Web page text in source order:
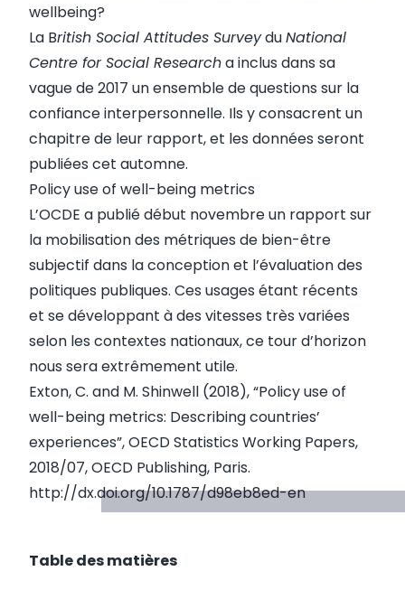
wellbeing?
La British Social Attitudes SurveyduNational
Centre for Social Researcha inclus dans sa
vague de 2017 un ensemble de questions sur la
confiance interpersonnelle. Ils y consacrent un
chapitre de leur rapport, et les données seront
publiées cet automne.
Policy use of well-being metrics
L’OCDE a publié début novembre un rapport sur
la mobilisation des métriques de bien-être
subjectif dans la conception et l’évaluation des
politiques publiques. Ces usages étant récents
et se développant à des vitesses très variées
selon les contextes nationaux, ce tour d’horizon
nous sera extrêmement utile.
Exton, C. and M. Shinwell (2018), “Policy use of
well-being metrics: Describing countries’
experiences”, OECD Statistics Working Papers,
2018/07, OECD Publishing, Paris.
http://dx.doi.org/10.1787/d98eb8ed-en
Table des matières